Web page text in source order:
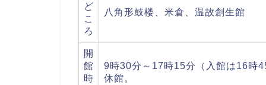
ど
こ
ろ
八角形鼓楼、米倉、温故創生館
開
館
時
9時30分～17時15分（入館は16時
休館。